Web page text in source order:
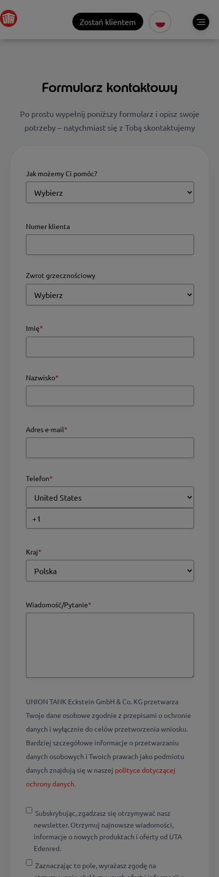
Zostań klientem
Formularz kontaktowy
Po prostu wypełnij poniższy formularz i opisz swoje
potrzeby – natychmiast się z Tobą skontaktujemy
Jak możemy Ci pomóc?
Numer klienta
Zwrot grzecznościowy
Imię*
Nazwisko*
Adres e-mail*
Telefon*
Kraj*
Wiadomość/Pytanie*
UNION TANK Eckstein GmbH & Co. KG przetwarza
Twoje dane osobowe zgodnie z przepisami o ochronie
danych i wyłącznie do celów przetworzenia wniosku.
Bardziej szczegółowe informacje o przetwarzaniu
danych osobowych i Twoich prawach jako podmiotu
danych znajdują się w naszej polityce dotyczącej
ochrony danych.
Subskrybując, zgadzasz się otrzymywać nasz
newsletter. Otrzymuj najnowsze wiadomości,
informacje o nowych produktach i oferty od UTA
Edenred.
Zaznaczając to pole, wyrażasz zgodę na